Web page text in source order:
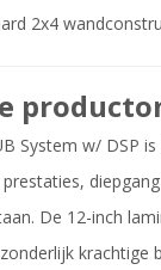
2x4
System w/ DSP
De 12-inch
krachtige